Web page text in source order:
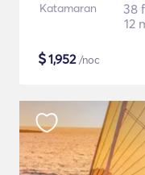
Katamaran
38
12
$1,952/noc